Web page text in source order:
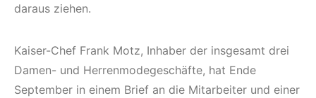
daraus ziehen.
Kaiser-Chef Frank Motz, Inhaber der insgesamt drei
Damen- und Herrenmodegeschäfte, hat Ende
September in einem Brief an die Mitarbeiter und einer